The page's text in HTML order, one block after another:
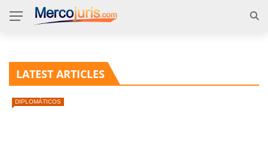
LATEST ARTICLES
DIPLOMÁTICOS